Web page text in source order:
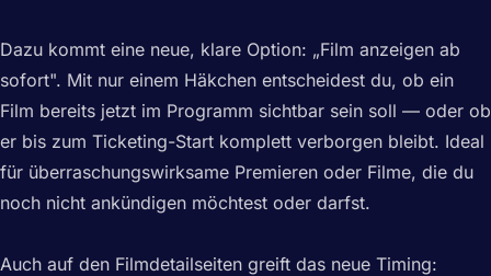
Dazu kommt eine neue, klare Option: „Film anzeigen ab
sofort". Mit nur einem Häkchen entscheidest du, ob ein
Film bereits jetzt im Programm sichtbar sein soll — oder ob
er bis zum Ticketing-Start komplett verborgen bleibt. Ideal
für überraschungswirksame Premieren oder Filme, die du
noch nicht ankündigen möchtest oder darfst.
Auch auf den Filmdetailseiten greift das neue Timing: